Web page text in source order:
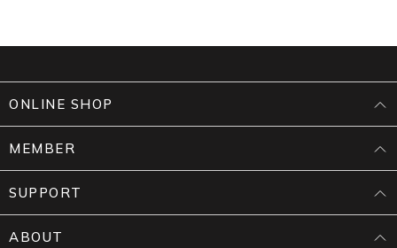
ONLINE SHOP
MEMBER
SUPPORT
ABOUT